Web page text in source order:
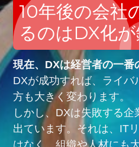
10年後の会社
るのはDX化
現在、DXは経営者の一番
DXが成功すれば、ライバ
方も大きく変わります。
しかし、DXは失敗する
出ています。それは、IT
はなく、組織や人材にも